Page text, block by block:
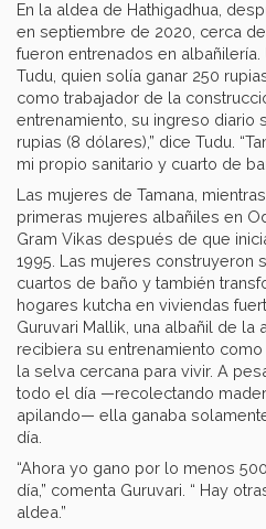
En la aldea de Hathigadhua,
en septiembre de 2020, cerca
fueron entrenados en
Tudu, quien solía ganar 250
como trabajador de la
entrenamiento, su ingreso diario
rupias (8 dólares),” dice Tudu.
mi propio sanitario y cuarto de
Las mujeres de Tamana,
primeras mujeres albañiles en
Gram Vikas después de que
1995. Las mujeres construyeron
cuartos de baño y también
hogares kutcha en viviendas
Guruvari Mallik, una albañil de
recibiera su entrenamiento
la selva cercana para vivir. A
todo el día —recolectando
apilando— ella ganaba
día.
“Ahora yo gano por lo menos
día,” comenta Guruvari. “ Hay
aldea.”